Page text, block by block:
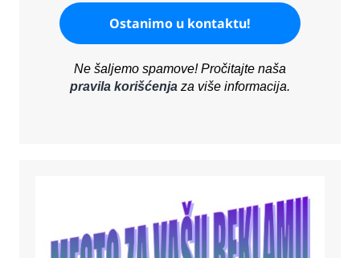
Ne šaljemo spamove! Pročitajte naša
pravila korišćenjaza više informacija.